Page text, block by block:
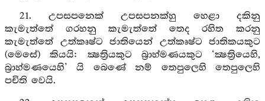
21. උපසපනෙක් උපසපනක්හු හෙළා දකිනු
කැමැත්තේ ගරහනු කැමැත්තේ තෙද රහිත කරනු
කැමැත්තේ උත්කෘෂ්ට ජාතියෙන් උත්කෘෂ්ට ජාතිකයකුට
(මෙසේ) කියයි: ක්‍ෂත්‍රියකුට බ්‍රාහ්මණයකුට ‘ක්‍ෂත්‍රියෙහි,
බ්‍රාහ්මණයෙහි’ යි බෙණේ නම් තෙපුලෙහි තෙපුලෙහි
පචිති වෙයි.